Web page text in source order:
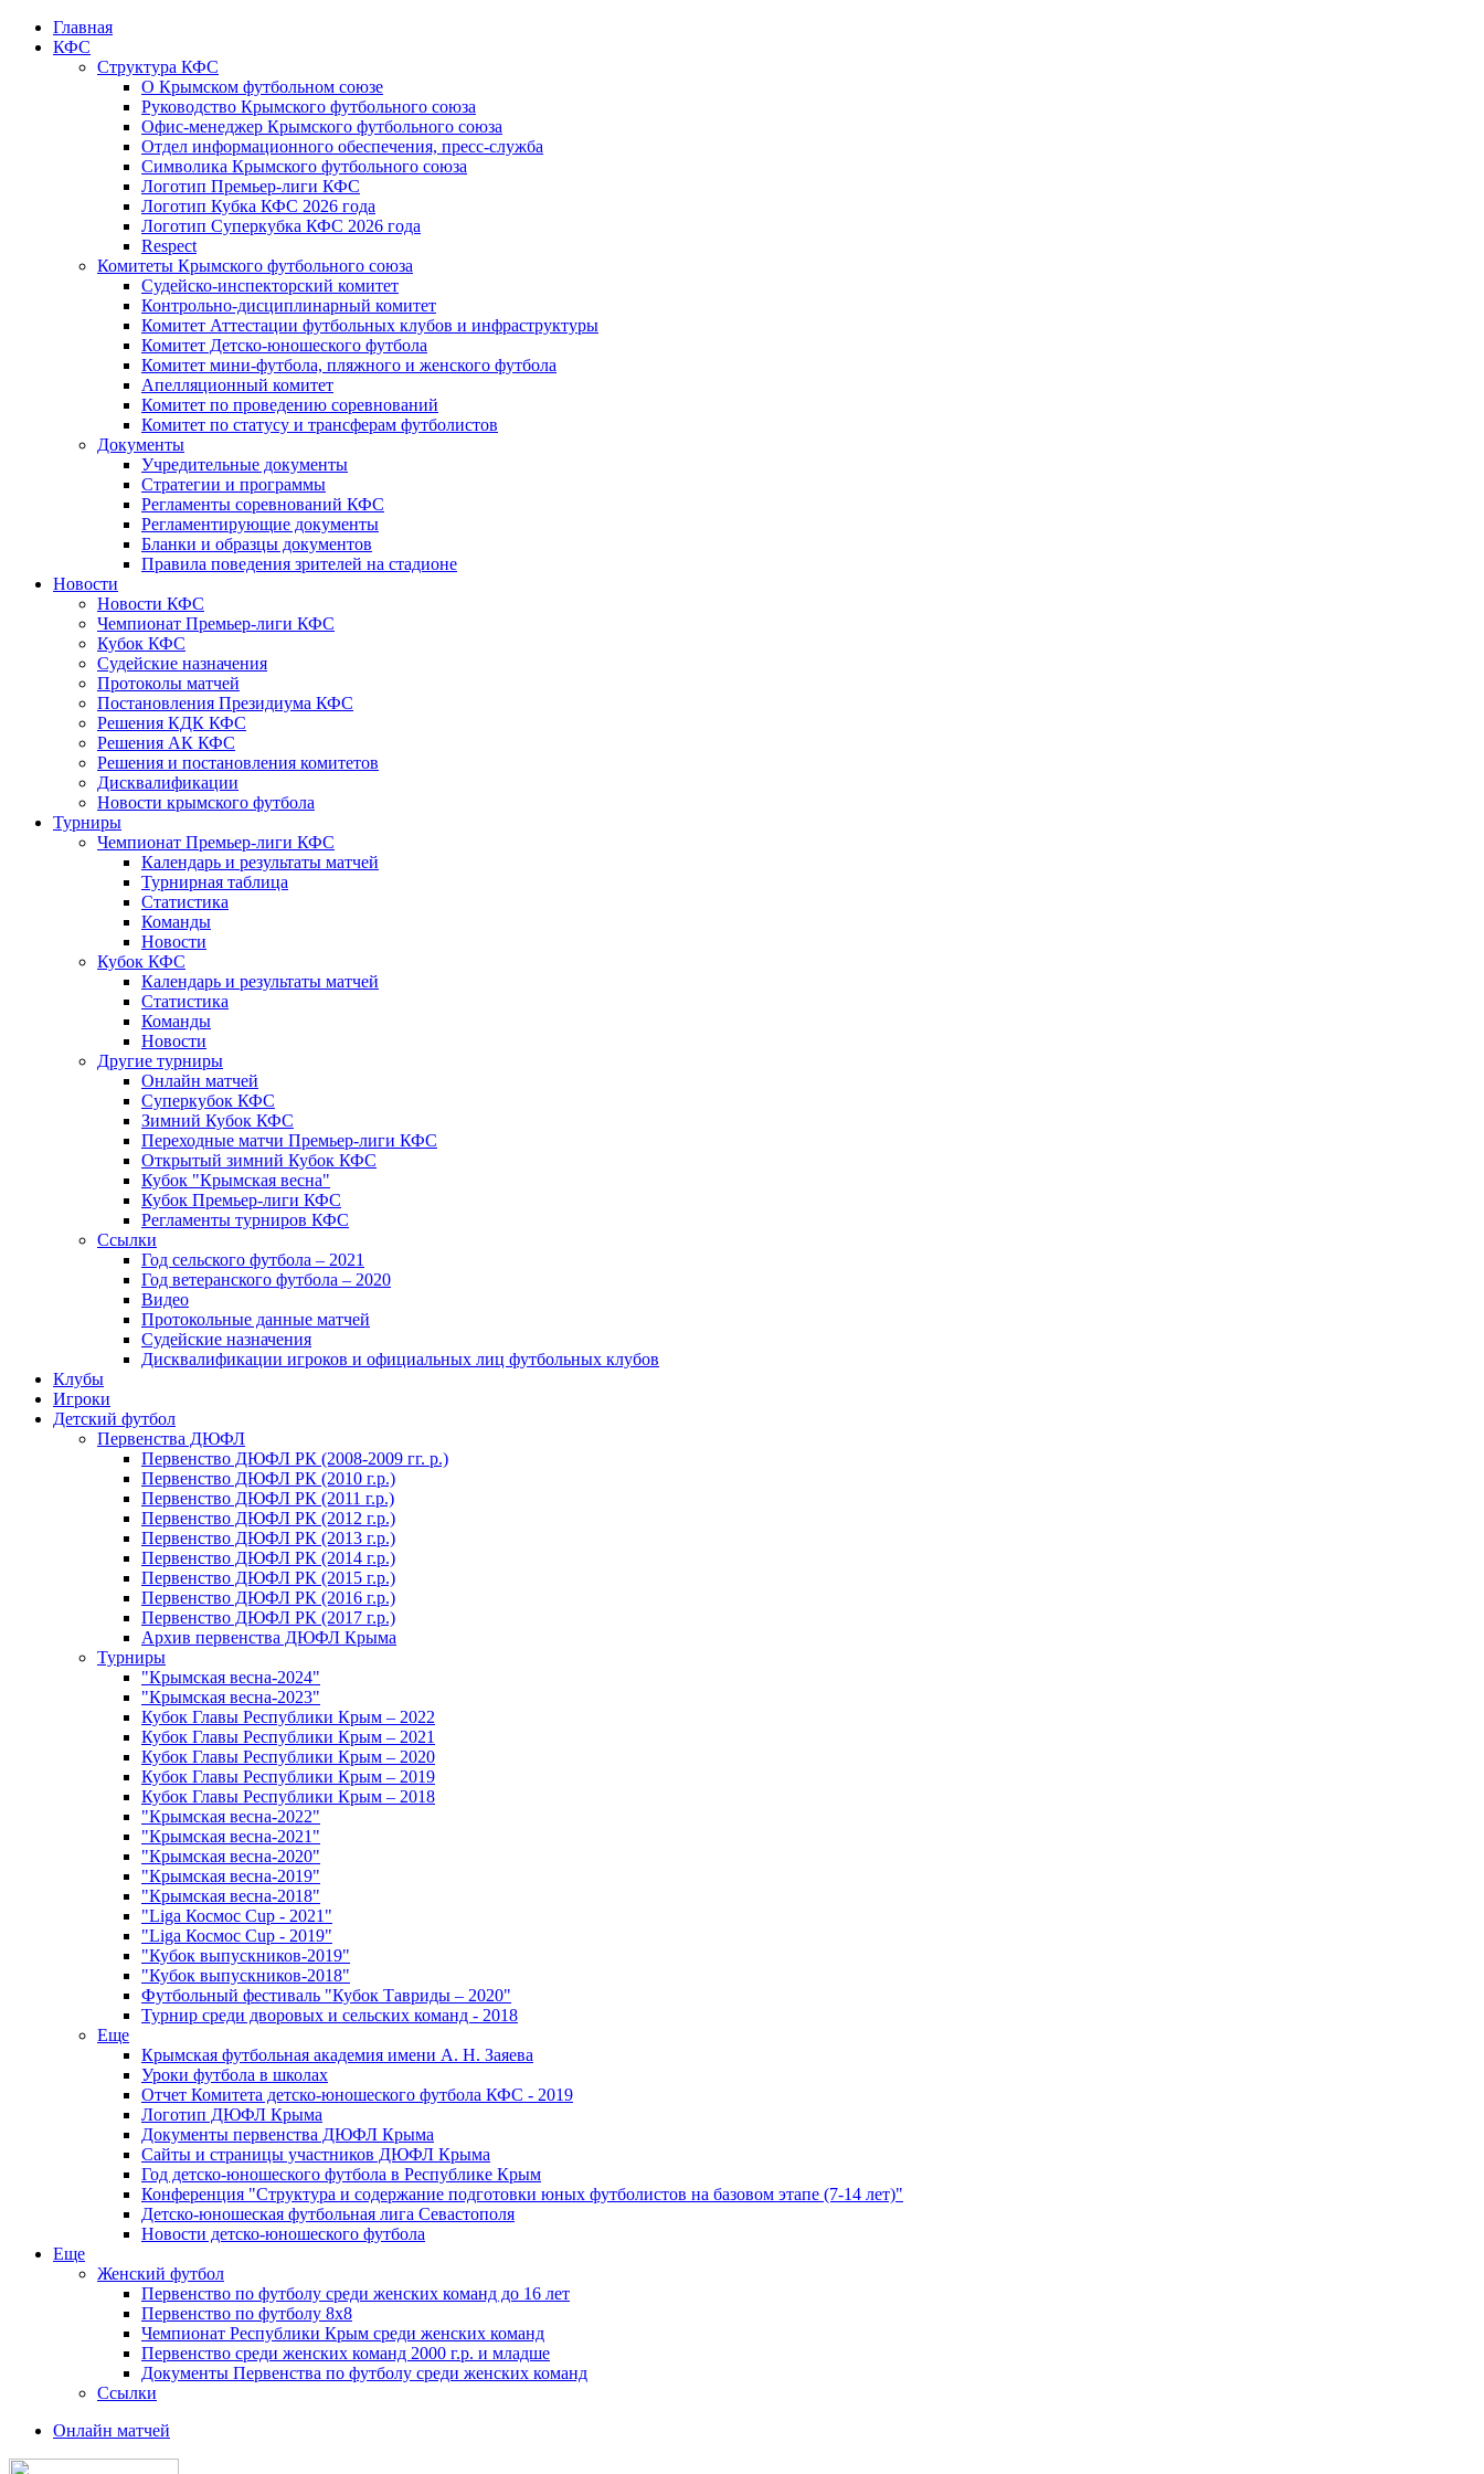
Главная
КФС
Структура КФС
О Крымском футбольном союзе
Руководство Крымского футбольного союза
Офис-менеджер Крымского футбольного союза
Отдел информационного обеспечения, пресс-служба
Символика Крымского футбольного союза
Логотип Премьер-лиги КФС
Логотип Кубка КФС 2026 года
Логотип Суперкубка КФС 2026 года
Respect
Комитеты Крымского футбольного союза
Судейско-инспекторский комитет
Контрольно-дисциплинарный комитет
Комитет Аттестации футбольных клубов и инфраструктуры
Комитет Детско-юношеского футбола
Комитет мини-футбола, пляжного и женского футбола
Апелляционный комитет
Комитет по проведению соревнований
Комитет по статусу и трансферам футболистов
Документы
Учредительные документы
Стратегии и программы
Регламенты соревнований КФС
Регламентирующие документы
Бланки и образцы документов
Правила поведения зрителей на стадионе
Новости
Новости КФС
Чемпионат Премьер-лиги КФС
Кубок КФС
Судейские назначения
Протоколы матчей
Постановления Президиума КФС
Решения КДК КФС
Решения АК КФС
Решения и постановления комитетов
Дисквалификации
Новости крымского футбола
Турниры
Чемпионат Премьер-лиги КФС
Календарь и результаты матчей
Турнирная таблица
Статистика
Команды
Новости
Кубок КФС
Календарь и результаты матчей
Статистика
Команды
Новости
Другие турниры
Онлайн матчей
Суперкубок КФС
Зимний Кубок КФС
Переходные матчи Премьер-лиги КФС
Открытый зимний Кубок КФС
Кубок "Крымская весна"
Кубок Премьер-лиги КФС
Регламенты турниров КФС
Ссылки
Год сельского футбола – 2021
Год ветеранского футбола – 2020
Видео
Протокольные данные матчей
Судейские назначения
Дисквалификации игроков и официальных лиц футбольных клубов
Клубы
Игроки
Детский футбол
Первенства ДЮФЛ
Первенство ДЮФЛ РК (2008-2009 гг. р.)
Первенство ДЮФЛ РК (2010 г.р.)
Первенство ДЮФЛ РК (2011 г.р.)
Первенство ДЮФЛ РК (2012 г.р.)
Первенство ДЮФЛ РК (2013 г.р.)
Первенство ДЮФЛ РК (2014 г.р.)
Первенство ДЮФЛ РК (2015 г.р.)
Первенство ДЮФЛ РК (2016 г.р.)
Первенство ДЮФЛ РК (2017 г.р.)
Архив первенства ДЮФЛ Крыма
Турниры
"Крымская весна-2024"
"Крымская весна-2023"
Кубок Главы Республики Крым – 2022
Кубок Главы Республики Крым – 2021
Кубок Главы Республики Крым – 2020
Кубок Главы Республики Крым – 2019
Кубок Главы Республики Крым – 2018
"Крымская весна-2022"
"Крымская весна-2021"
"Крымская весна-2020"
"Крымская весна-2019"
"Крымская весна-2018"
"Liga Космос Cup - 2021"
"Liga Космос Cup - 2019"
"Кубок выпускников-2019"
"Кубок выпускников-2018"
Футбольный фестиваль "Кубок Тавриды – 2020"
Турнир среди дворовых и сельских команд - 2018
Еще
Крымская футбольная академия имени А. Н. Заяева
Уроки футбола в школах
Отчет Комитета детско-юношеского футбола КФС - 2019
Логотип ДЮФЛ Крыма
Документы первенства ДЮФЛ Крыма
Сайты и страницы участников ДЮФЛ Крыма
Год детско-юношеского футбола в Республике Крым
Конференция "Структура и содержание подготовки юных футболистов на базовом этапе (7-14 лет)"
Детско-юношеская футбольная лига Севастополя
Новости детско-юношеского футбола
Еще
Женский футбол
Первенство по футболу среди женских команд до 16 лет
Первенство по футболу 8х8
Чемпионат Республики Крым среди женских команд
Первенство среди женских команд 2000 г.р. и младше
Документы Первенства по футболу среди женских команд
Ссылки
Онлайн матчей